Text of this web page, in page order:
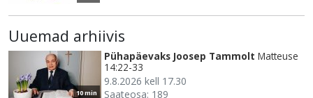
Uuemad arhiivis
10 min
Pühapäevaks Joosep Tammolt Matteuse
14:22-33
9.8.2026 kell 17.30
Saateosa: 189